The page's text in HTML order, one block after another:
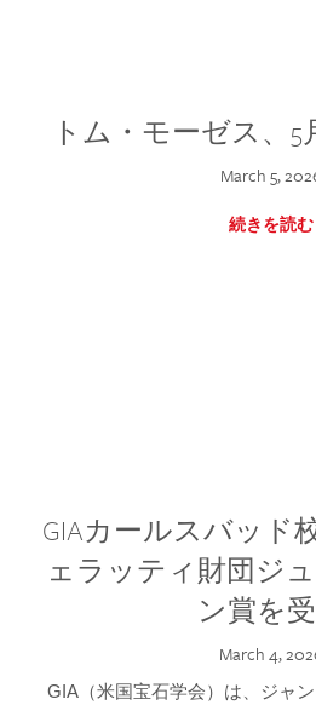
トム・モーゼス、5
March 5,
続きを読む
GIAカールスバッド
ェラッティ財団ジ
ン賞を
March 4,
GIA（米国宝石学会）は、ジャ